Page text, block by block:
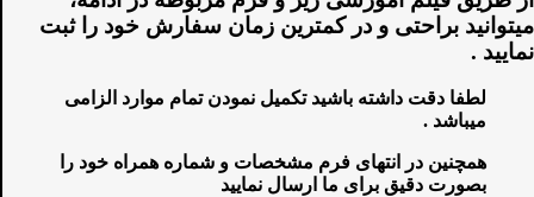
میتوانید براحتی و در کمترین زمان سفارش خود را ثبت
نمایید .
لطفا دقت داشته باشید تکمیل نمودن تمام موارد الزامی
میباشد .
همچنین در انتهای فرم مشخصات و شماره همراه خود را
بصورت دقیق برای ما ارسال نمایید